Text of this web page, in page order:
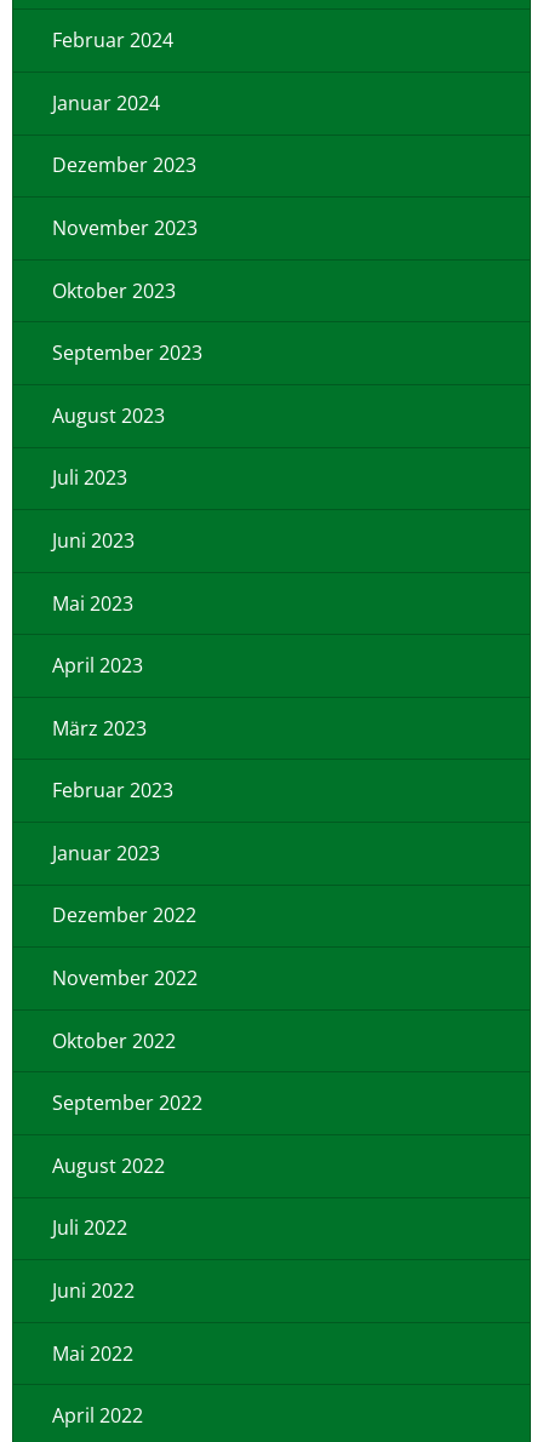
Februar 2024
Januar 2024
Dezember 2023
November 2023
Oktober 2023
September 2023
August 2023
Juli 2023
Juni 2023
Mai 2023
April 2023
März 2023
Februar 2023
Januar 2023
Dezember 2022
November 2022
Oktober 2022
September 2022
August 2022
Juli 2022
Juni 2022
Mai 2022
April 2022